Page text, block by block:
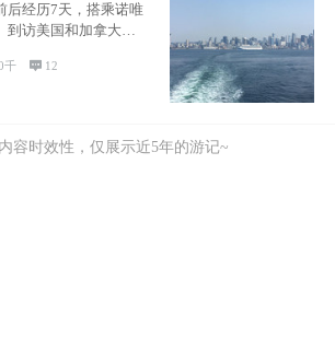
后经历7天，搭乘诺唯
访美国和加拿大的4
千  12
容时效性，仅展示近5年的游记~